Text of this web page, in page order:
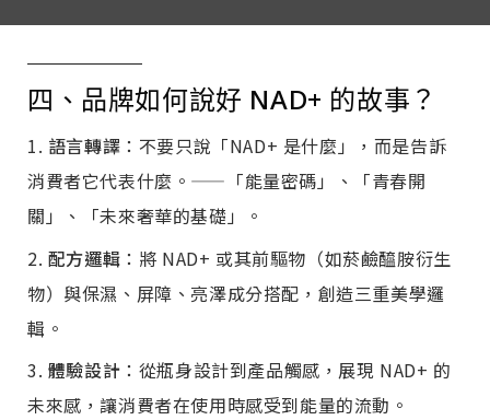
四、品牌如何說好 NAD+ 的故事？
語言轉譯 ：不要只說「NAD+ 是什麼」，而是告訴
消費者它代表什麼。——「能量密碼」、「青春開
關」、「未來奢華的基礎」。
配方邏輯 ：將 NAD+ 或其前驅物（如菸鹼醯胺衍生
物）與保濕、屏障、亮澤成分搭配，創造三重美學邏
輯。
體驗設計 ：從瓶身設計到產品觸感，展現 NAD+ 的
未來感，讓消費者在使用時感受到能量的流動。